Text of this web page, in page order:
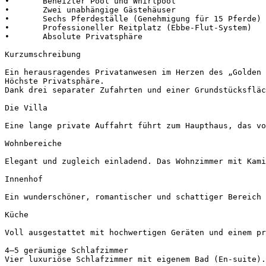
•	Zwei unabhängige Gästehäuser
•	Sechs Pferdeställe (Genehmigung für 15 Pferde)
•	Professioneller Reitplatz (Ebbe-Flut-System)
•	Absolute Privatsphäre
Kurzumschreibung
Ein herausragendes Privatanwesen im Herzen des
Höchste Privatsphäre.
Dank drei separater Zufahrten und einer
Die Villa
Eine lange private Auffahrt führt zum Haupthaus, das
Wohnbereiche
Elegant und zugleich einladend. Das Wohnzimmer mit
Innenhof
Ein wunderschöner, romantischer und schattiger
Küche
Voll ausgestattet mit hochwertigen Geräten und einem
4–5 geräumige Schlafzimmer
Vier luxuriöse Schlafzimmer mit eigenem Bad (En-